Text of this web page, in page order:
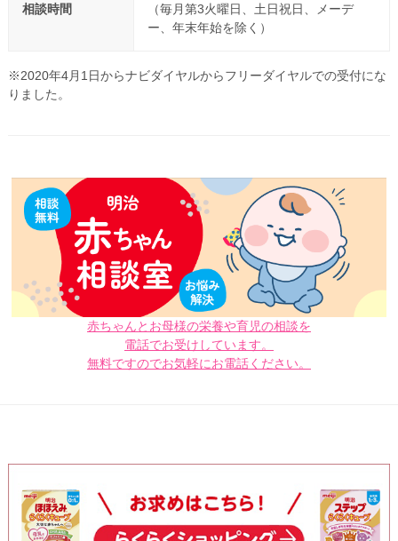
相談時間
（毎月第3火曜日、土日祝日、メーデ
ー、年末年始を除く）
※2020年4月1日からナビダイヤルからフリーダイヤルでの受付にな
りました。
赤ちゃんとお母様の栄養や育児の相談を
電話でお受けしています。
無料ですのでお気軽にお電話ください。